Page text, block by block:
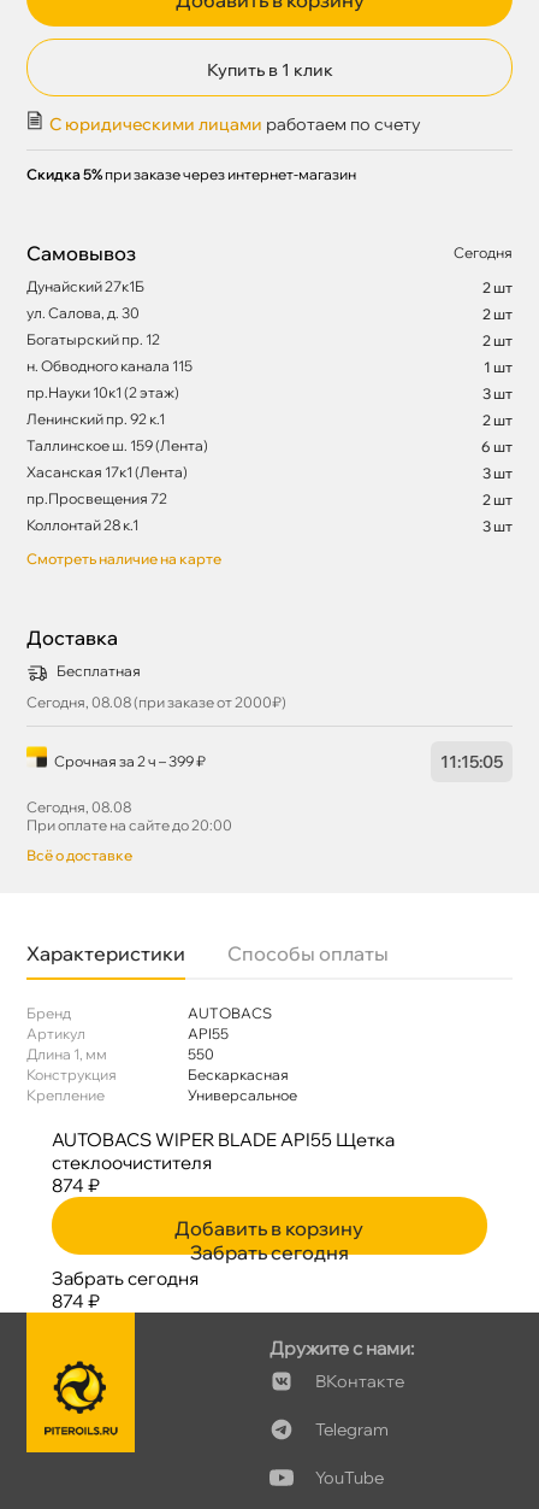
Купить в 1 клик
С юридическими лицами работаем по счету
Скидка 5% при заказе через интернет-магазин
Самовывоз
Сегодня
Дунайский 27к1Б
2 шт
ул. Салова, д. 30
2 шт
Богатырский пр. 12
2 шт
н. Обводного канала 115
1 шт
пр.Науки 10к1 (2 этаж)
3 шт
Ленинский пр. 92 к.1
2 шт
Таллинское ш. 159 (Лента)
6 шт
Хасанская 17к1 (Лента)
3 шт
пр.Просвещения 72
2 шт
Коллонтай 28 к.1
3 шт
Смотреть наличие на карте
Доставка
Бесплатная
Сегодня, 08.08 (при заказе от 2000₽)
Срочная за 2 ч – 399 ₽ 11:15:04
Сегодня, 08.08
При оплате на сайте до 20:00
сё о доставке
Характеристики Способы оплаты
Бренд
AUTOBACS
Артикул
API55
Длина 1, мм
550
Конструкция
Бескаркасная
Крепление
Универсальное
AUTOBACS WIPER BLADE API55 Щетка
стеклоочистителя
874 ₽
Добавить в корзину
Забрать сегодня
Забрать сегодня
874 ₽
Дружите с нами:
Контакте
Telegram
YouTube